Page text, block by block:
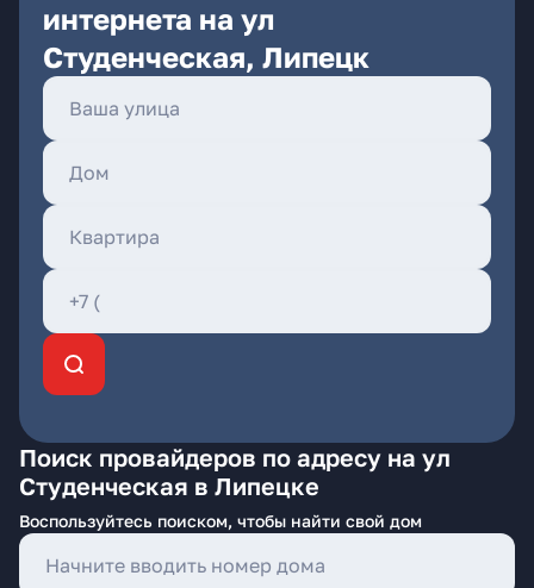
интернета на ул
Студенческая, Липецк
Поиск провайдеров по адресу на ул
Студенческая в Липецке
Воспользуйтесь поиском, чтобы найти свой дом